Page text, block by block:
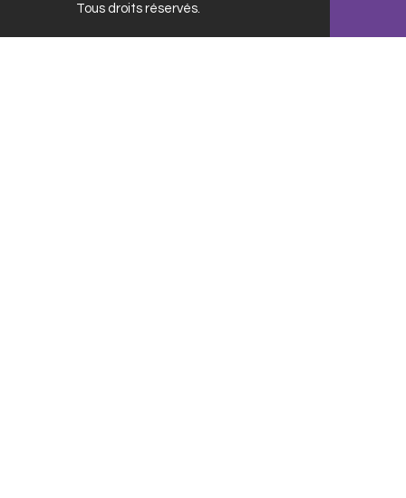
Tous droits réservés.